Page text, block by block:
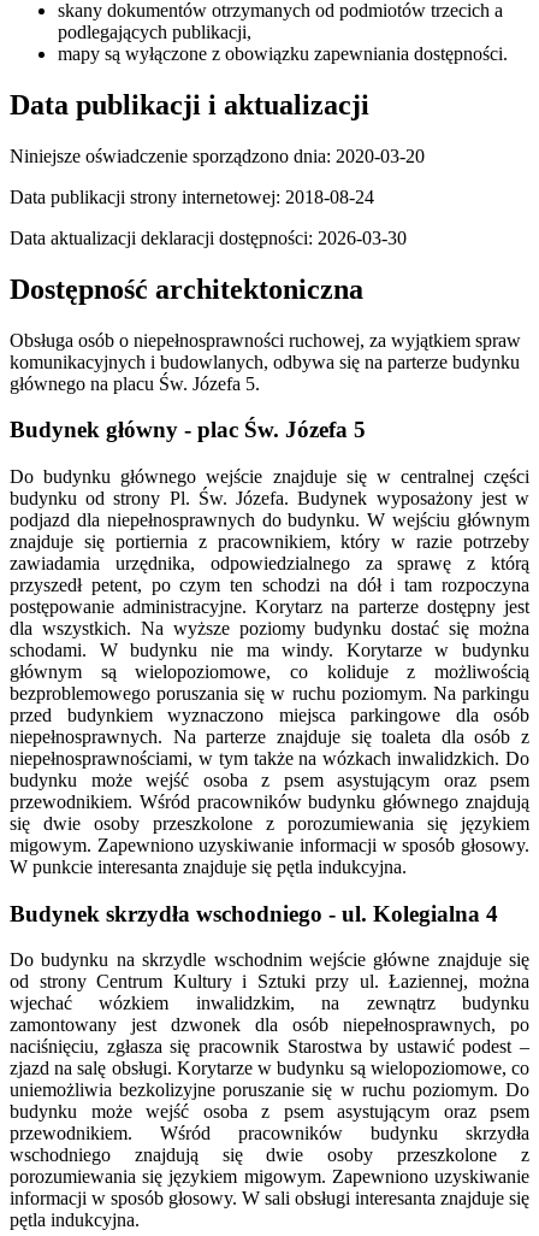
skany dokumentów otrzymanych od podmiotów trzecich a
podlegających publikacji,
mapy są wyłączone z obowiązku zapewniania dostępności.
Data publikacji i aktualizacji
Niniejsze oświadczenie sporządzono dnia: 2020-03-20
Data publikacji strony internetowej: 2018-08-24
Data aktualizacji deklaracji dostępności: 2026-03-30
Dostępność architektoniczna
Obsługa osób o niepełnosprawności ruchowej, za wyjątkiem spraw
komunikacyjnych i budowlanych, odbywa się na parterze budynku
głównego na placu Św. Józefa 5.
Budynek główny - plac Św. Józefa 5
Do budynku głównego wejście znajduje się w centralnej części
budynku od strony Pl. Św. Józefa. Budynek wyposażony jest w
podjazd dla niepełnosprawnych do budynku. W wejściu głównym
znajduje się portiernia z pracownikiem, który w razie potrzeby
zawiadamia urzędnika, odpowiedzialnego za sprawę z którą
przyszedł petent, po czym ten schodzi na dół i tam rozpoczyna
postępowanie administracyjne. Korytarz na parterze dostępny jest
dla wszystkich. Na wyższe poziomy budynku dostać się można
schodami. W budynku nie ma windy. Korytarze w budynku
głównym są wielopoziomowe, co koliduje z możliwością
bezproblemowego poruszania się w ruchu poziomym. Na parkingu
przed budynkiem wyznaczono miejsca parkingowe dla osób
niepełnosprawnych. Na parterze znajduje się toaleta dla osób z
niepełnosprawnościami, w tym także na wózkach inwalidzkich. Do
budynku może wejść osoba z psem asystującym oraz psem
przewodnikiem. Wśród pracowników budynku głównego znajdują
się dwie osoby przeszkolone z porozumiewania się językiem
migowym. Zapewniono uzyskiwanie informacji w sposób głosowy.
W punkcie interesanta znajduje się pętla indukcyjna.
Budynek skrzydła wschodniego - ul. Kolegialna 4
Do budynku na skrzydle wschodnim wejście główne znajduje się
od strony Centrum Kultury i Sztuki przy ul. Łaziennej, można
wjechać wózkiem inwalidzkim, na zewnątrz budynku
zamontowany jest dzwonek dla osób niepełnosprawnych, po
naciśnięciu, zgłasza się pracownik Starostwa by ustawić podest –
zjazd na salę obsługi. Korytarze w budynku są wielopoziomowe, co
uniemożliwia bezkolizyjne poruszanie się w ruchu poziomym. Do
budynku może wejść osoba z psem asystującym oraz psem
przewodnikiem. Wśród pracowników budynku skrzydła
wschodniego znajdują się dwie osoby przeszkolone z
porozumiewania się językiem migowym. Zapewniono uzyskiwanie
informacji w sposób głosowy. W sali obsługi interesanta znajduje się
pętla indukcyjna.